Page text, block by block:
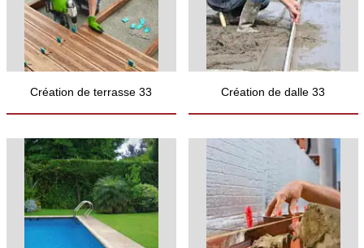
Création de terrasse 33 Création de dalle 33